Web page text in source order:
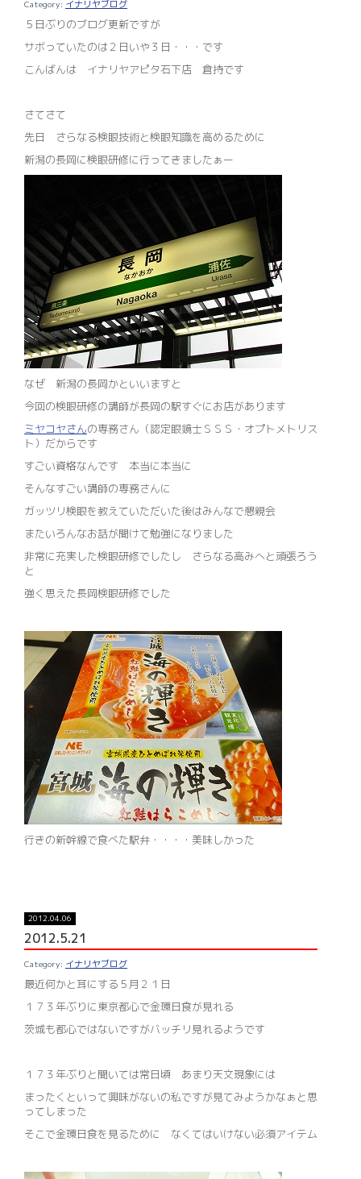
イナリヤブログ
５日ぶりのブログ更新ですが
サボっていたのは２日いや３日・・・です
こんばんは イナリヤアピタ石下店 倉持です
さてさて
先日 さらなる検眼技術と検眼知識を高めるために
新潟の長岡に検眼研修に行ってきましたぁー
なぜ 新潟の長岡かといいますと
今回の検眼研修の講師が長岡の駅すぐにお店があります
ミヤコヤさんの専務さん（認定眼鏡士ＳＳＳ・オプトメトリス
ト）だからです
すごい資格なんです 本当に本当に
そんなすごい講師の専務さんに
ガッツリ検眼を教えていただいた後はみんなで懇親会
またいろんなお話が聞けて勉強になりました
非常に充実した検眼研修でしたし さらなる高みへと頑張ろう
と
強く思えた長岡検眼研修でした
行きの新幹線で食べた駅弁・・・・美味しかった
2012.04.06
イナリヤブログ
2012.5.21
最近何かと耳にする５月２１日
１７３年ぶりに東京都心で金環日食が見れる
茨城も都心ではないですがバッチリ見れるようです
１７３年ぶりと聞いては常日頃 あまり天文現象には
まったくといって興味がないの私ですが見てみようかなぁと思
ってしまった
そこで金環日食を見るために なくてはいけない必須アイテム